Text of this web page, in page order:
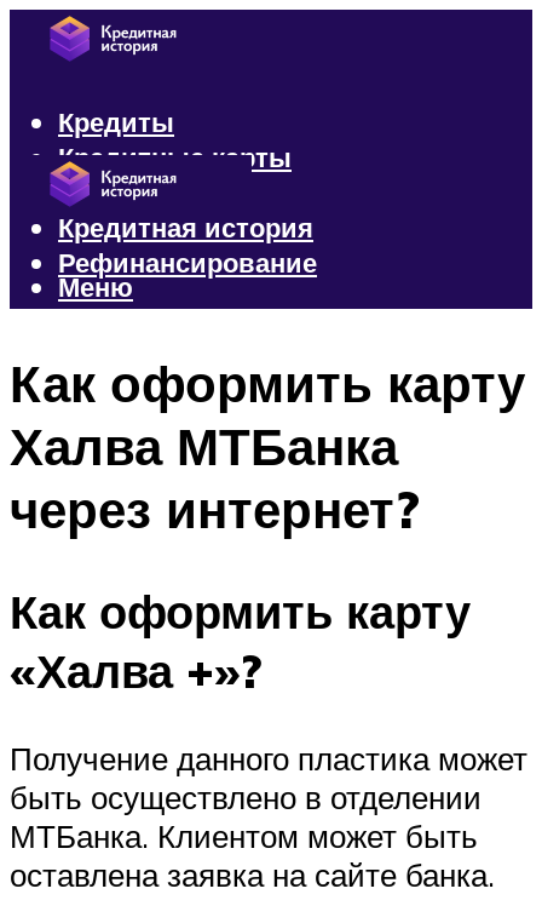
Кредиты
Кредитные карты
Микрозаймы
Кредитная история
Рефинансирование
Меню
Как оформить карту
Халва МТБанка
через интернет?
Как оформить карту
«Халва +»?
Получение данного пластика может
быть осуществлено в отделении
МТБанка. Клиентом может быть
оставлена заявка на сайте банка.